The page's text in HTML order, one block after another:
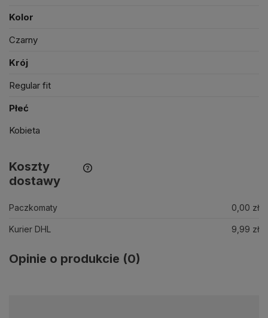
Kolor
Czarny
Krój
Regular fit
Płeć
Kobieta
Koszty
dostawy
Paczkomaty 0,00 zł
Kurier DHL 9,99 zł
Opinie o produkcie (0)